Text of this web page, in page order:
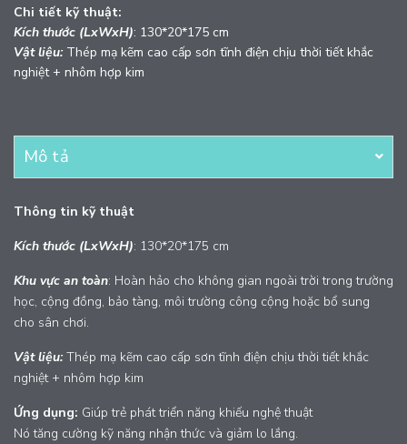
Chi tiết kỹ thuật:
Kích thước (LxWxH): 130*20*175 cm
Vật liệu: Thép mạ kẽm cao cấp sơn tĩnh điện chịu thời tiết khắc
nghiệt + nhôm hợp kim
Mô tả
Thông tin kỹ thuật
Kích thước (LxWxH): 130*20*175 cm
Khu vực an toàn: Hoàn hảo cho không gian ngoài trời trong trường
học, cộng đồng, bảo tàng, môi trường công cộng hoặc bổ sung
cho sân chơi.
Vật liệu:Thép mạ kẽm cao cấp sơn tĩnh điện chịu thời tiết khắc
nghiệt + nhôm hợp kim
Ứng dụng: Giúp trẻ phát triển năng khiếu nghệ thuật
Nó tăng cường kỹ năng nhận thức và giảm lo lắng.